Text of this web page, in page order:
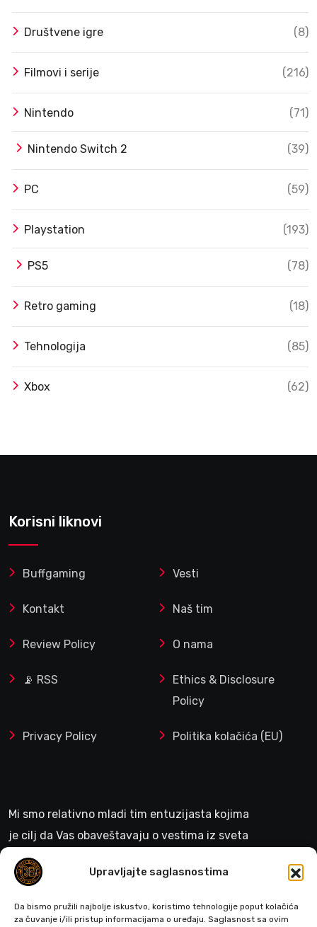
Upravljajte saglasnostima
Da bismo pružili najbolje iskustvo, koristimo tehnologije poput kolačića
za čuvanje i/ili pristup informacijama o uređaju. Saglasnost sa ovim
Društvene igre (8)
Filmovi i serije (216)
Nintendo (71)
Nintendo Switch 2 (39)
PC (59)
Playstation (193)
PS5 (78)
Retro gaming (18)
Tehnologija (85)
Xbox (62)
Korisni liknovi
Buffgaming Vesti
Kontakt Naš tim
Review Policy O nama
📡 RSS
Ethics & Disclosure
Policy
Privacy Policy Politika kolačića (EU)
Mi smo relativno mladi tim entuzijasta kojima
je cilj da Vas obaveštavaju o vestima iz sveta
gejminga
>